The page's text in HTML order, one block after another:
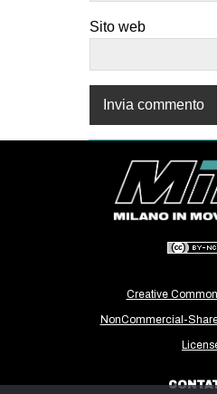
Sito web
Creative
NonCommercial-